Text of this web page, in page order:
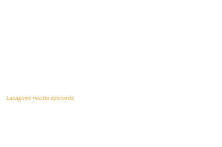
Lasagnes ricotta épinards